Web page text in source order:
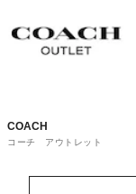
COACH
コーチ アウトレット